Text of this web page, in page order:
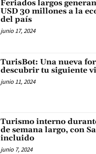
Feriados largos
USD 30 millones a la
del país
junio 17, 2024
TurisBot: Una nueva
descubrir tu siguiente
junio 11, 2024
Turismo interno
de semana largo, con
incluido
junio 7, 2024